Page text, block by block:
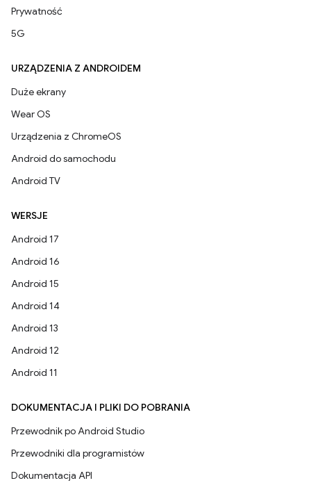
Prywatność
5G
URZĄDZENIA Z ANDROIDEM
Duże ekrany
Wear OS
Urządzenia z ChromeOS
Android do samochodu
Android TV
WERSJE
Android 17
Android 16
Android 15
Android 14
Android 13
Android 12
Android 11
DOKUMENTACJA I PLIKI DO POBRANIA
Przewodnik po Android Studio
Przewodniki dla programistów
Dokumentacja API